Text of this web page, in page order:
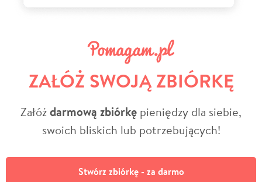
ZAŁÓŻ SWOJĄ ZBIÓRKĘ
Załóżdarmową zbiórkę pieniędzy dla siebie,
swoich bliskich lub potrzebujących!
Stwórz zbiórkę - za darmo